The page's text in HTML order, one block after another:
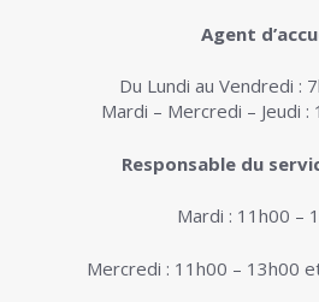
Agent
Du Lundi au Vendredi :
Mardi – Mercredi – Jeudi :
Responsable du
Mardi : 11h00 –
Mercredi : 11h00 – 13h00